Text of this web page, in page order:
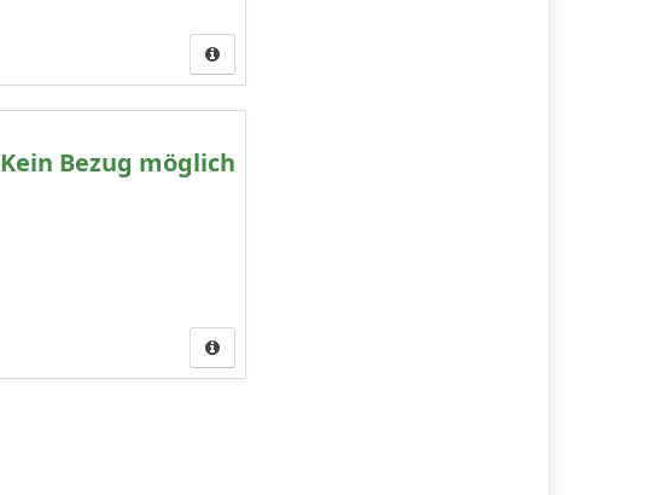
Kein Bezug möglich